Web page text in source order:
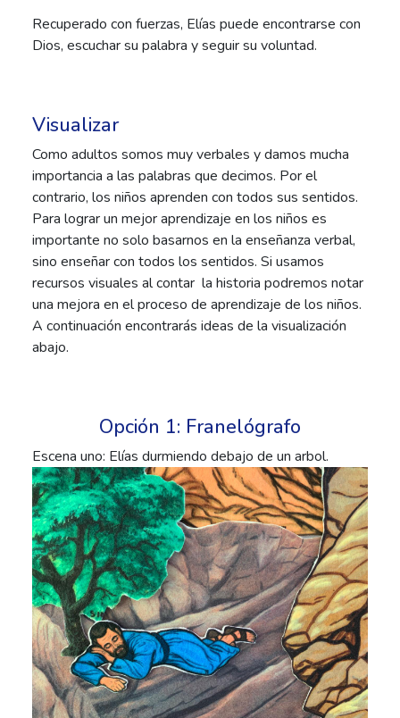
Recuperado con fuerzas, Elías puede encontrarse con
Dios, escuchar su palabra y seguir su voluntad.
Visualizar
Como adultos somos muy verbales y damos mucha
importancia a las palabras que decimos. Por el
contrario, los niños aprenden con todos sus sentidos.
Para lograr un mejor aprendizaje en los niños es
importante no solo basarnos en la enseñanza verbal,
sino enseñar con todos los sentidos. Si usamos
recursos visuales al contar la historia podremos notar
una mejora en el proceso de aprendizaje de los niños.
A continuación encontrarás ideas de la visualización
abajo.
Opción 1: Franelógrafo
Escena uno: Elías durmiendo debajo de un arbol.